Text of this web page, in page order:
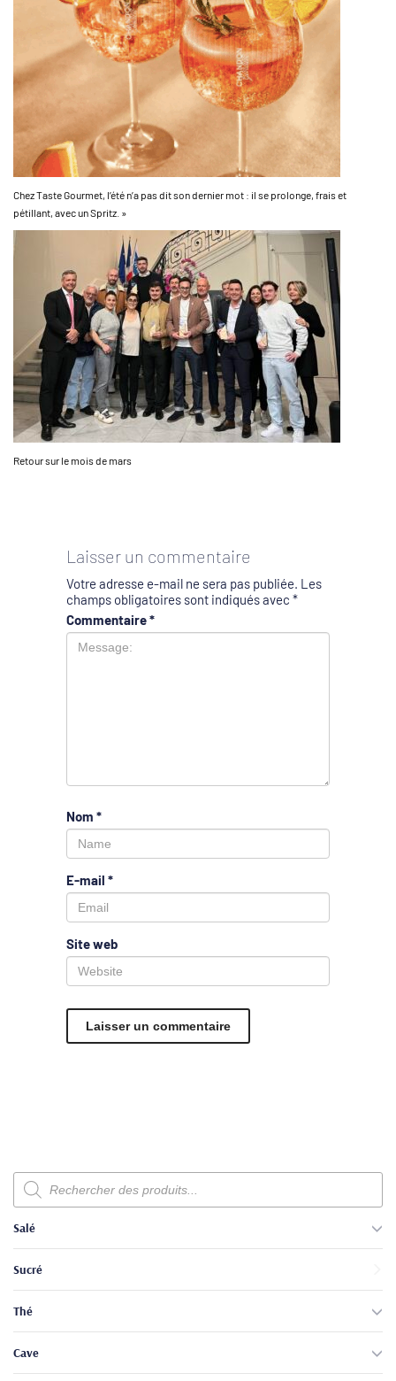
Chez Taste Gourmet, l’été n’a pas dit son dernier mot : il se prolonge, frais et
pétillant, avec un Spritz. »
Retour sur le mois de mars
Laisser un commentaire
Votre adresse e-mail ne sera pas publiée. Les
champs obligatoires sont indiqués avec *
Commentaire*
Nom *
E-mail *
Site web
Recherche
de
produits
Salé
Sucré
Thé
Cave